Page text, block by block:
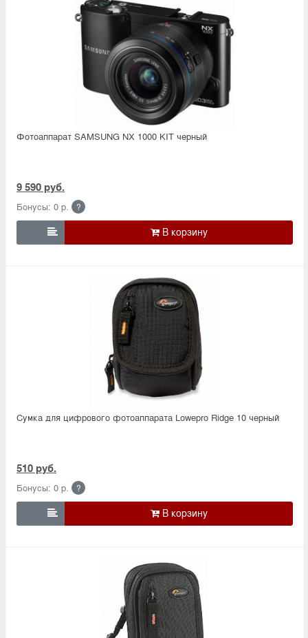
Фотоаппарат SAMSUNG NX 1000 KIT черный
9 590 руб.
Бонусы: 0 р. ?

Сумка для цифрового фотоаппарата Lowepro Ridge 10 черный
510 руб.
Бонусы: 0 р. ?
